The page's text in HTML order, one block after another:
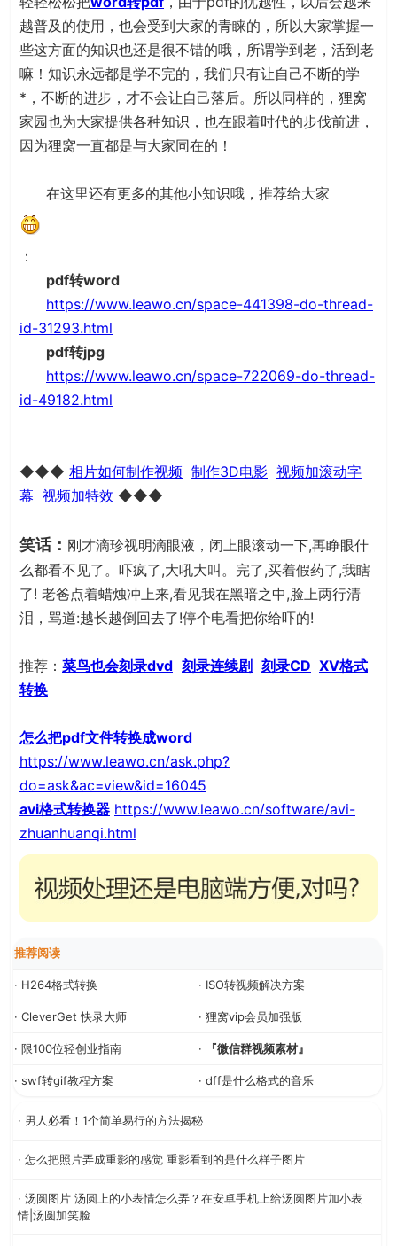
越普及的使用，也会受到大家的青睐的，所以大家掌握一
些这方面的知识也还是很不错的哦，所谓学到老，活到老
嘛！知识永远都是学不完的，我们只有让自己不断的学
*，不断的进步，才不会让自己落后。所以同样的，狸窝
家园也为大家提供各种知识，也在跟着时代的步伐前进，
因为狸窝一直都是与大家同在的！
在这里还有更多的其他小知识哦，推荐给大家
：
pdf转word
https://www.leawo.cn/space-441398-do-thread-
id-31293.html
pdf转jpg
https://www.leawo.cn/space-722069-do-thread-
id-49182.html
◆◆◆ 相片如何制作视频 制作3D电影 视频加滚动字
幕 视频加特效 ◆◆◆
笑话： 刚才滴珍视明滴眼液，闭上眼滚动一下,再睁眼什
么都看不见了。吓疯了,大吼大叫。完了,买着假药了,我瞎
了! 老爸点着蜡烛冲上来,看见我在黑暗之中,脸上两行清
泪，骂道:越长越倒回去了!停个电看把你给吓的!
推荐： 菜鸟也会刻录dvd 刻录连续剧 刻录CD XV格式
转换
怎么把pdf文件转换成word
https://www.leawo.cn/ask.php?
do=ask&ac=view&id=16045
avi格式转换器 https://www.leawo.cn/software/avi-
zhuanhuanqi.html
推荐阅读
· H264格式转换 · ISO转视频解决方案
· CleverGet 快录大师 · 狸窝vip会员加强版
· 限100位轻创业指南 · 『微信群视频素材』
· swf转gif教程方案 · dff是什么格式的音乐
· 男人必看！1个简单易行的方法揭秘
· 怎么把照片弄成重影的感觉 重影看到的是什么样子图片
· 汤圆图片 汤圆上的小表情怎么弄？在安卓手机上给汤圆图片加小表
情|汤圆加笑脸